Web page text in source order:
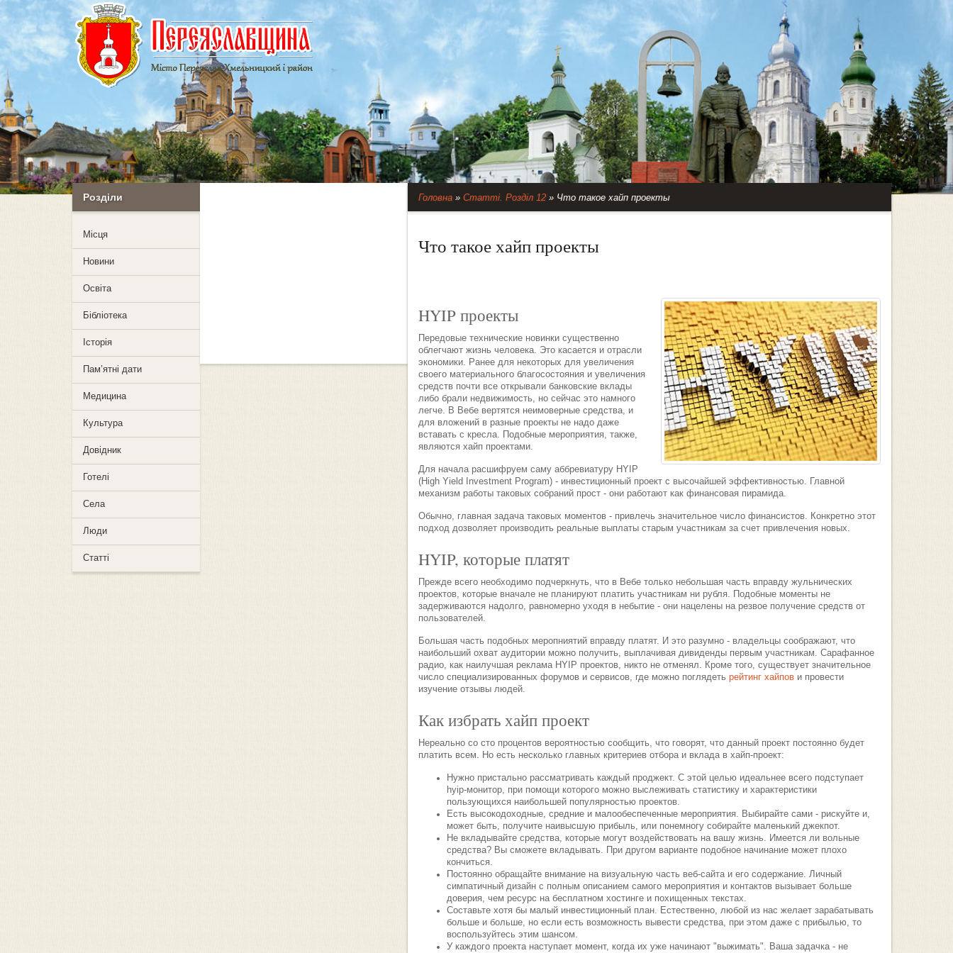
Розділи
Mісця
Новини
Освіта
Бібліотека
Історія
Пам’ятні дати
Медицина
Культура
Довідник
Готелі
Села
Люди
Статті
Головна» Статті. Розділ 12» Что такое хайп проекты
Что такое хайп проекты
HYIP проекты
Передовые технические новинки существенно
облегчают жизнь человека. Это касается и отрасли
экономики. Ранее для некоторых для увеличения
своего материального благосостояния и увеличения
средств почти все открывали банковские вклады
либо брали недвижимость, но сейчас это намного
легче. В Вебе вертятся неимоверные средства, и
для вложений в разные проекты не надо даже
вставать с кресла. Подобные мероприятия, также,
являются хайп проектами.
Для начала расшифруем саму аббревиатуру HYIP
(High Yield Investment Program) - инвестиционный проект с высочайшей эффективностью. Главной
механизм работы таковых собраний прост - они работают как финансовая пирамида.
Обычно, главная задача таковых моментов - привлечь значительное число финансистов. Конкретно этот
подход дозволяет производить реальные выплаты старым участникам за счет привлечения новых.
HYIP, которые платят
Прежде всего необходимо подчеркнуть, что в Вебе только небольшая часть вправду жульнических
проектов, которые вначале не планируют платить участникам ни рубля. Подобные моменты не
задерживаются надолго, равномерно уходя в небытие - они нацелены на резвое получение средств от
пользователей.
Большая часть подобных меропниятий вправду платят. И это разумно - владельцы соображают, что
наибольший охват аудитории можно получить, выплачивая дивиденды первым участникам. Сарафанное
радио, как наилучшая реклама HYIP проектов, никто не отменял. Кроме того, существует значительное
число специализированных форумов и сервисов, где можно поглядеть рейтинг хайпови провести
изучение отзывы людей.
Как избрать хайп проект
Нереально со сто процентов вероятностью сообщить, что говорят, что данный проект постоянно будет
платить всем. Но есть несколько главных критериев отбора и вклада в хайп-проект:
Нужно пристально рассматривать каждый проджект. С этой целью идеальнее всего подступает
hyip-монитор, при помощи которого можно выслеживать статистику и характеристики
пользующихся наибольшей популярностью проектов.
Есть высокодоходные, средние и малообеспеченные мероприятия. Выбирайте сами - рискуйте и,
может быть, получите наивысшую прибыль, или понемногу собирайте маленький джекпот.
Не вкладывайте средства, которые могут воздействовать на вашу жизнь. Имеется ли вольные
средства? Вы сможете вкладывать. При другом варианте подобное начинание может плохо
кончиться.
Постоянно обращайте внимание на визуальную часть веб-сайта и его содержание. Личный
симпатичный дизайн с полным описанием самого мероприятия и контактов вызывает больше
доверия, чем ресурс на бесплатном хостинге и похищенных текстах.
Составьте хотя бы малый инвестиционный план. Естественно, любой из нас желает зарабатывать
больше и больше, но если есть возможность вывести средства, при этом даже с прибылью, то
воспользуйтесь этим шансом.
У каждого проекта наступает момент, когда их уже начинают "выжимать". Ваша задачка - не